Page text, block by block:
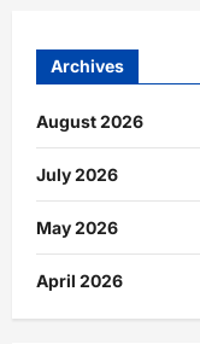
Archives
August 2026
July 2026
May 2026
April 2026